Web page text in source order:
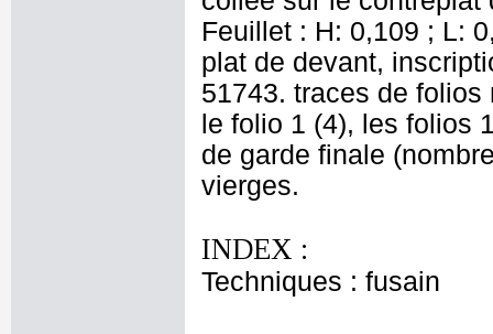
Feuillet : H: 0,109 ; L:
plat de devant,
51743. traces de
le folio 1 (4), les folios
de garde finale
vierges.
INDEX :
Techniques : fusain